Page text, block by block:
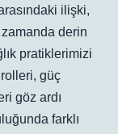
ilişki,
derin
pratiklerimizi
güç
göz ardı
farklı